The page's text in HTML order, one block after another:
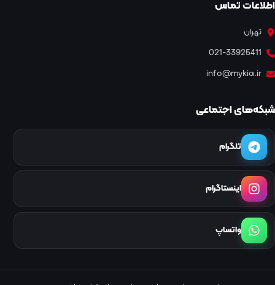
اطلاعات تماس
تهران
021-33925411
info@mykia.ir
شبکه‌های اجتماعی
تلگرام
اینستاگرام
واتساپ